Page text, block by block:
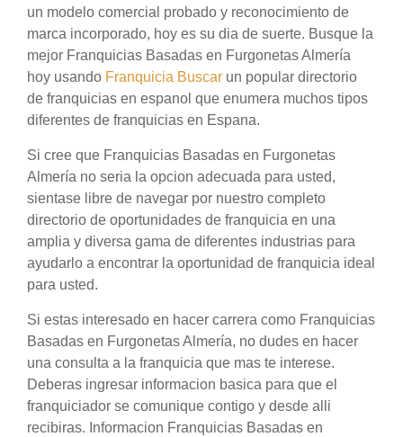
un modelo comercial probado y reconocimiento de
marca incorporado, hoy es su dia de suerte. Busque la
mejor Franquicias Basadas en Furgonetas Almería
hoy usando Franquicia Buscar un popular directorio
de franquicias en espanol que enumera muchos tipos
diferentes de franquicias en Espana.
Si cree que Franquicias Basadas en Furgonetas
Almería no seria la opcion adecuada para usted,
sientase libre de navegar por nuestro completo
directorio de oportunidades de franquicia en una
amplia y diversa gama de diferentes industrias para
ayudarlo a encontrar la oportunidad de franquicia ideal
para usted.
Si estas interesado en hacer carrera como Franquicias
Basadas en Furgonetas Almería, no dudes en hacer
una consulta a la franquicia que mas te interese.
Deberas ingresar informacion basica para que el
franquiciador se comunique contigo y desde alli
recibiras. Informacion Franquicias Basadas en